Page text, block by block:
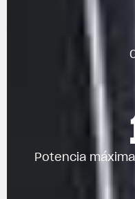
Potencia